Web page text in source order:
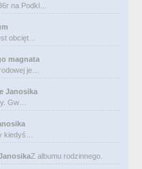
na Podkl…
obcięt…
magnata
je…
Janosika
Gw…
kiedyś…
Z albumu rodzinnego.